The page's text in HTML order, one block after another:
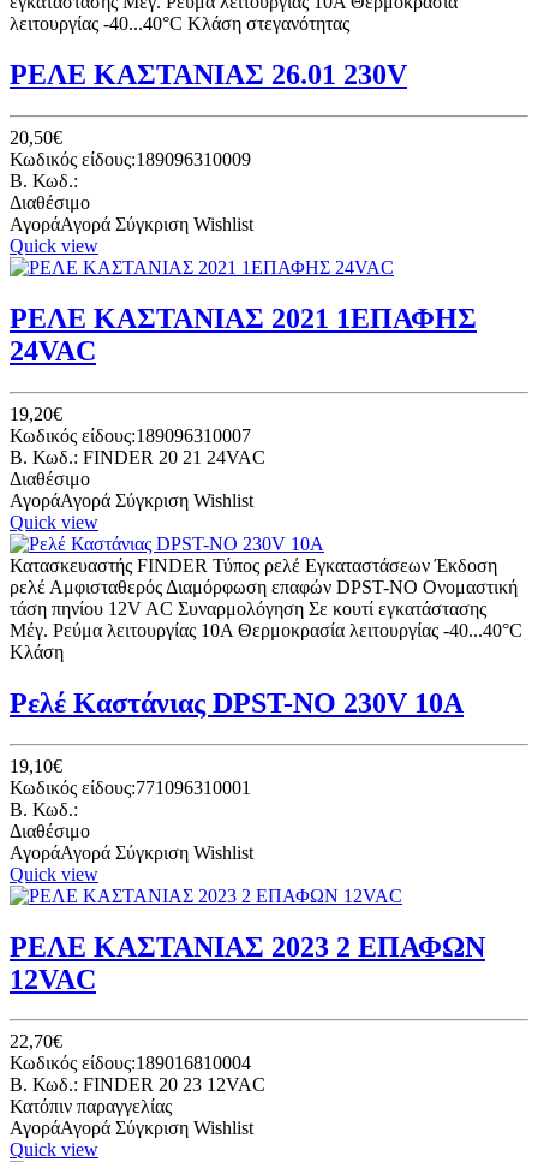
λειτουργίας -40...40°C Κλάση στεγανότητας
ΡΕΛΕ ΚΑΣΤΑΝΙΑΣ 26.01 230V
20,50€
Κωδικός είδους:189096310009
B. Κωδ.:
Διαθέσιμο
ΑγοράΑγορά Σύγκριση Wishlist
Quick view
ΡΕΛΕ ΚΑΣΤΑΝΙΑΣ 2021 1ΕΠΑΦΗΣ
24VAC
19,20€
Κωδικός είδους:189096310007
B. Κωδ.: FINDER 20 21 24VAC
Διαθέσιμο
ΑγοράΑγορά Σύγκριση Wishlist
Quick view
Κατασκευαστής FINDER Τύπος ρελέ Eγκαταστάσεων Έκδοση
ρελέ Αμφισταθερός Διαμόρφωση επαφών DPST-NO Ονομαστική
τάση πηνίου 12V AC Συναρμολόγηση Σε κουτί εγκατάστασης
Μέγ. Ρεύμα λειτουργίας 10A Θερμοκρασία λειτουργίας -40...40°C
Κλάση
Ρελέ Καστάνιας DPST-NO 230V 10A
19,10€
Κωδικός είδους:771096310001
B. Κωδ.:
Διαθέσιμο
ΑγοράΑγορά Σύγκριση Wishlist
Quick view
ΡΕΛΕ ΚΑΣΤΑΝΙΑΣ 2023 2 ΕΠΑΦΩΝ
12VAC
22,70€
Κωδικός είδους:189016810004
B. Κωδ.: FINDER 20 23 12VAC
Κατόπιν παραγγελίας
ΑγοράΑγορά Σύγκριση Wishlist
Quick view